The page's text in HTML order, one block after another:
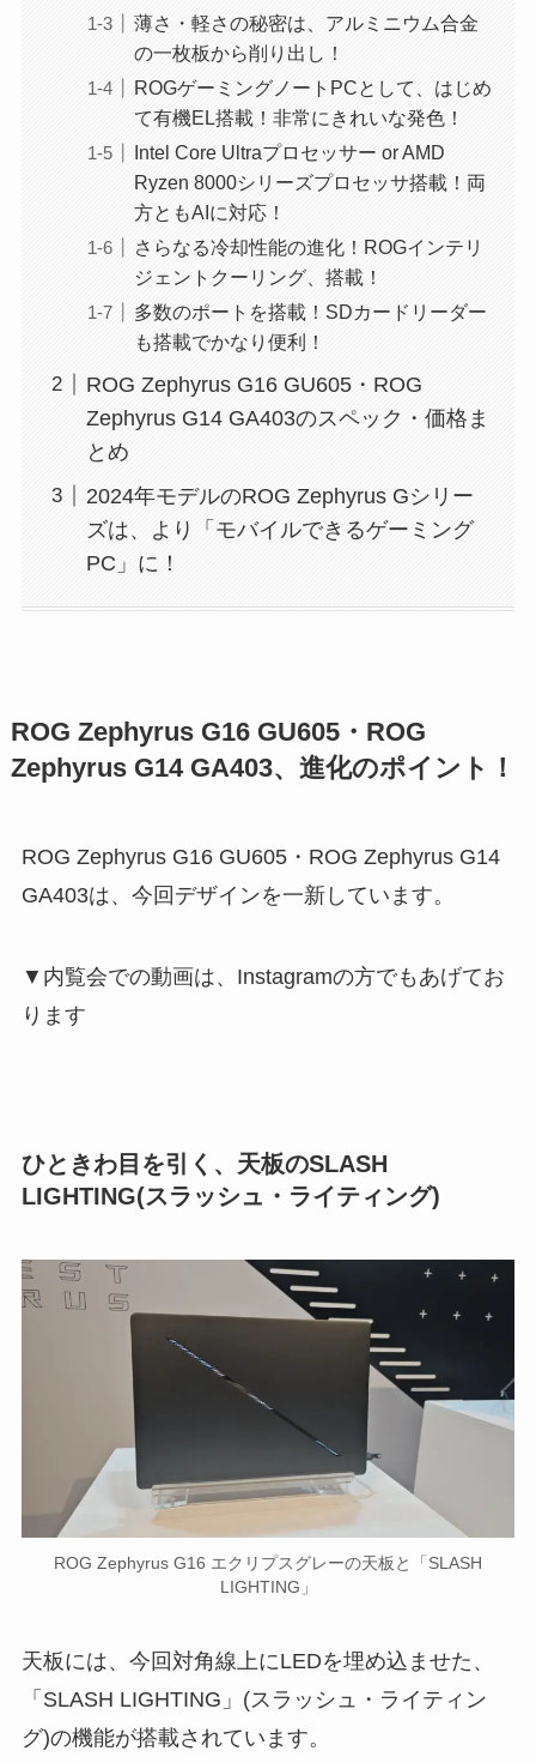
薄さ・軽さの秘密は、アルミニウム合金
の一枚板から削り出し！
ROGゲーミングノートPCとして、はじめ
て有機EL搭載！非常にきれいな発色！
Intel Core Ultraプロセッサー or AMD
Ryzen 8000シリーズプロセッサ搭載！両
方ともAIに対応！
さらなる冷却性能の進化！ROGインテリ
ジェントクーリング、搭載！
多数のポートを搭載！SDカードリーダー
も搭載でかなり便利！
ROG Zephyrus G16 GU605・ROG
Zephyrus G14 GA403のスペック・価格ま
とめ
2024年モデルのROG Zephyrus Gシリー
ズは、より「モバイルできるゲーミング
PC」に！
ROG Zephyrus G16 GU605・ROG
Zephyrus G14 GA403、進化のポイント！
ROG Zephyrus G16 GU605・ROG Zephyrus G14
GA403は、今回デザインを一新しています。
▼内覧会での動画は、Instagramの方でもあげてお
ります
ひときわ目を引く、天板のSLASH
LIGHTING(スラッシュ・ライティング)
ROG Zephyrus G16 エクリプスグレーの天板と「SLASH
LIGHTING」
天板には、今回対角線上にLEDを埋め込ませた、
「SLASH LIGHTING」(スラッシュ・ライティン
グ)の機能が搭載されています。